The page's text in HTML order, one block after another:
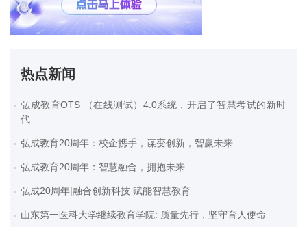
热点新闻
弘成教育OTS （在线测试）4.0系统，开启了智慧考试的新时
代
弘成教育20周年：校企携手，谋变创新，智赢未来
弘成教育20周年：智慧融合，拥抱未来
弘成20周年|融合创新科技 赋能智慧教育
山东第一医科大学继续教育学院: 质量先行，坚守育人使命